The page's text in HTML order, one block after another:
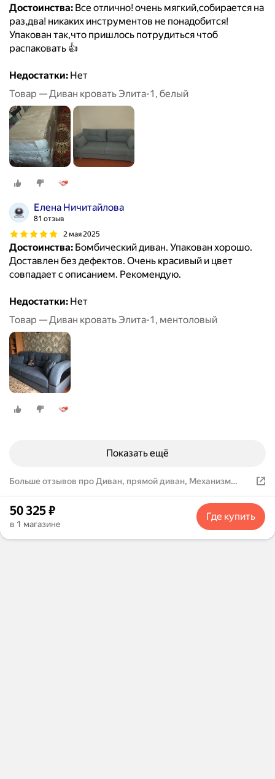
Достоинства: Все отлично! очень мягкий,собирается на
раз,два! никаких инструментов не понадобится!
Упакован так,что пришлось потрудиться чтоб
распаковать 👍
Недостатки: Нет
Товар — Диван кровать Элита-1, белый
Елена Ничитайлова
81 отзыв
2 мая 2025
Достоинства: Бомбический диван. Упакован хорошо.
Доставлен без дефектов. Очень красивый и цвет
совпадает с описанием. Рекомендую.
Недостатки: Нет
Товар — Диван кровать Элита-1, ментоловый
Показать ещё
Больше отзывов про Диван, прямой диван, Механизм
Цена
50325
50 325₽
в 1 магазине
Где купить